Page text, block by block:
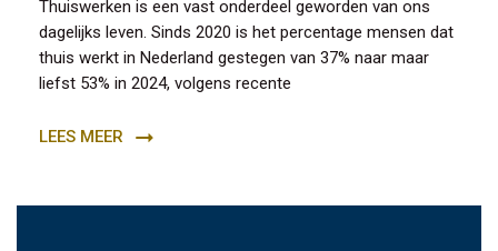
Thuiswerken is een vast onderdeel geworden van ons
dagelijks leven. Sinds 2020 is het percentage mensen dat
thuis werkt in Nederland gestegen van 37% naar maar
liefst 53% in 2024, volgens recente
LEES MEER